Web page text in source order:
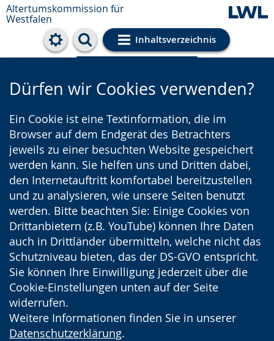
Altertumskommission für
Westfalen
Inhaltsverzeichnis
Cookie-Einstellungen
Dürfen wir Cookies verwenden?
Ein Cookie ist eine Textinformation, die im
Browser auf dem Endgerät des Betrachters
jeweils zu einer besuchten Website gespeichert
werden kann. Sie helfen uns und Dritten dabei,
den Internetauftritt komfortabel bereitzustellen
und zu analysieren, wie unsere Seiten benutzt
werden. Bitte beachten Sie: Einige Cookies von
Drittanbietern (z.B. YouTube) können Ihre Daten
auch in Drittländer übermitteln, welche nicht das
Schutzniveau bieten, das der DS-GVO entspricht.
Sie können Ihre Einwilligung jederzeit über die
Cookie-Einstellungen unten auf der Seite
widerrufen.
Weitere Informationen finden Sie in unserer
Datenschutzerklärung.